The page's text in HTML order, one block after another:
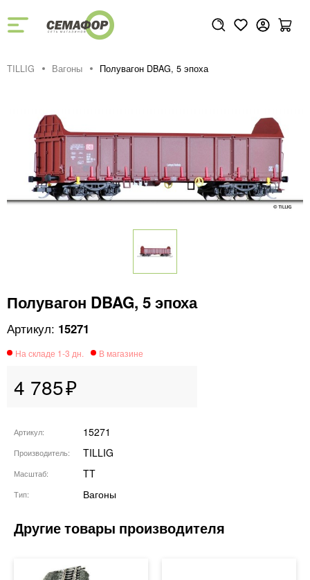
TILLIG Вагоны Полувагон DBAG, 5 эпоха
Полувагон DBAG, 5 эпоха
15271
4 785
Артикул 15271
Производитель TILLIG
Масштаб TT
Тип Вагоны